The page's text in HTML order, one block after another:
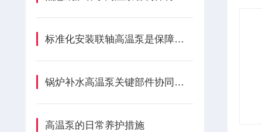
标准化安装联轴高温泵是保障生产线连续稳定运转的关键
锅炉补水高温泵关键部件协同工作实现对高温介质的可靠增压与输送
高温泵的日常养护措施